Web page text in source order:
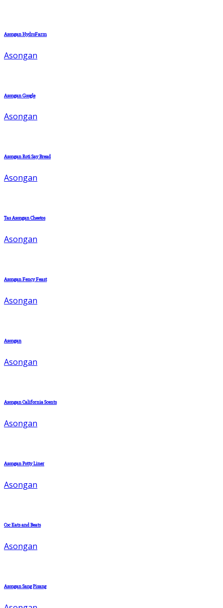
Asongan HydroFarm
Asongan
Asongan Google
Asongan
Asongan Roti Say Bread
Asongan
Tas Asongan Cheetos
Asongan
Asongan Fency Feast
Asongan
Asongan
Asongan
Asongan California Scents
Asongan
Asongan Potty Liner
Asongan
Coc Eats and Beats
Asongan
Asongan Sang Pisang